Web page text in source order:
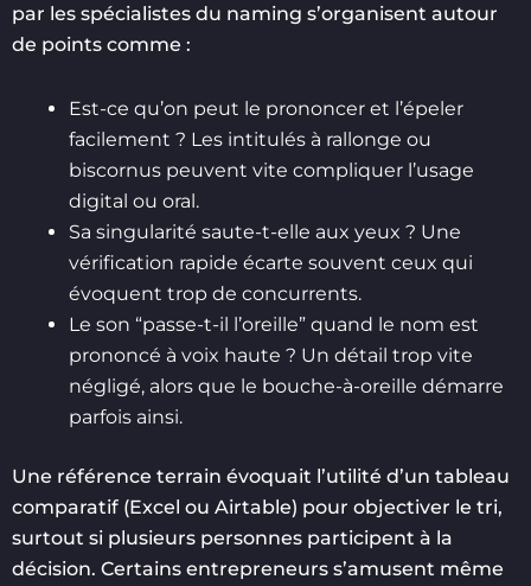
par les spécialistes du naming s’organisent autour
de points comme :
Est-ce qu’on peut le prononcer et l’épeler
facilement ? Les intitulés à rallonge ou
biscornus peuvent vite compliquer l’usage
digital ou oral.
Sa singularité saute-t-elle aux yeux ? Une
vérification rapide écarte souvent ceux qui
évoquent trop de concurrents.
Le son “passe-t-il l’oreille” quand le nom est
prononcé à voix haute ? Un détail trop vite
négligé, alors que le bouche-à-oreille démarre
parfois ainsi.
Une référence terrain évoquait l’utilité d’un tableau
comparatif (Excel ou Airtable) pour objectiver le tri,
surtout si plusieurs personnes participent à la
décision. Certains entrepreneurs s’amusent même